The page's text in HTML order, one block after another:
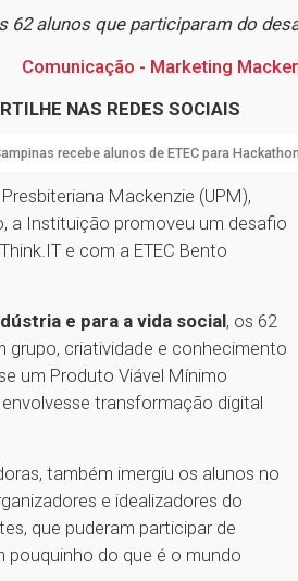
62 alunos que participaram do
Comunicação - Marketing
NAS REDES SOCIAIS
recebe alunos de ETEC para Hackathon
Mackenzie (UPM),
a Instituição promoveu um desafio
e com a ETEC Bento
e para a vida social, os 62
grupo, criatividade e conhecimento
um Produto Viável Mínimo
transformação digital
também imergiu os alunos no
e idealizadores do
que puderam participar de
pouquinho do que é o mundo